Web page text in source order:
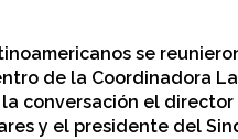
se
de la Coordinadora
conversación el
y el presidente del